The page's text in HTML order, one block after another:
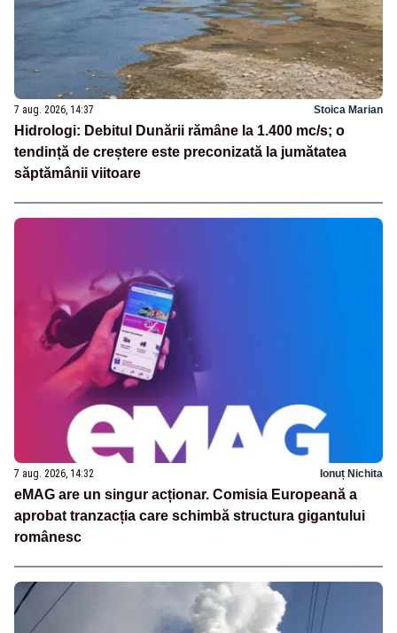
7 aug. 2026, 14:37 Stoica Marian
Hidrologi: Debitul Dunării rămâne la 1.400 mc/s; o
tendință de creștere este preconizată la jumătatea
săptămânii viitoare
7 aug. 2026, 14:32 Ionuț Nichita
eMAG are un singur acționar. Comisia Europeană a
aprobat tranzacția care schimbă structura gigantului
românesc